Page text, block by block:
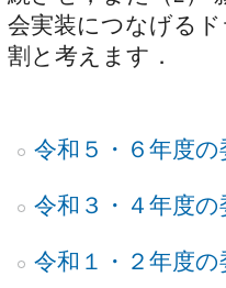
会実装につなげる
割と考えます．
令和５・６年度の
令和３・４年度の
令和１・２年度の